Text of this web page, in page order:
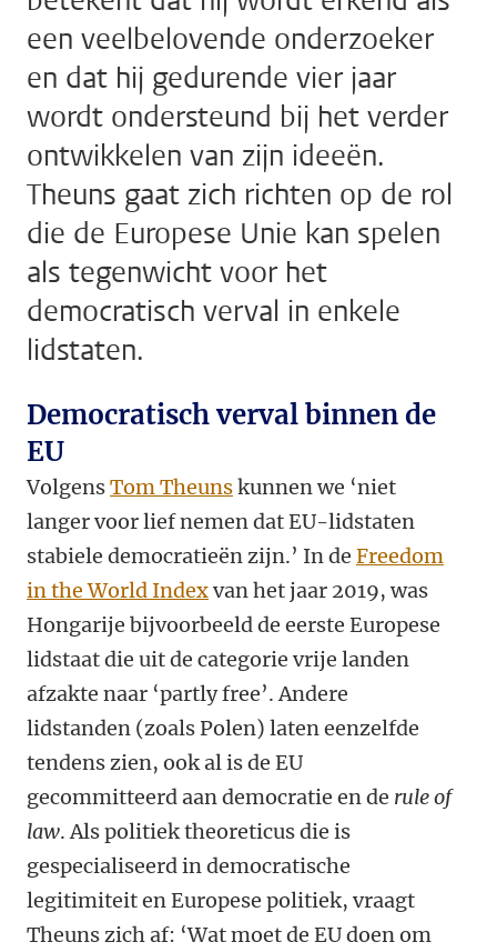
een veelbelovende onderzoeker
en dat hij gedurende vier jaar
wordt ondersteund bij het verder
ontwikkelen van zijn ideeën.
Theuns gaat zich richten op de rol
die de Europese Unie kan spelen
als tegenwicht voor het
democratisch verval in enkele
lidstaten.
Democratisch verval binnen de
EU
VolgensTom Theunskunnen we ‘niet
langer voor lief nemen dat EU-lidstaten
stabiele democratieën zijn.’ In de Freedom
in the World Indexvan het jaar 2019, was
Hongarije bijvoorbeeld de eerste Europese
lidstaat die uit de categorie vrije landen
afzakte naar ‘partly free’. Andere
lidstanden (zoals Polen) laten eenzelfde
tendens zien, ook al is de EU
gecommitteerd aan democratie en de rule of
law. Als politiek theoreticus die is
gespecialiseerd in democratische
legitimiteit en Europese politiek, vraagt
Theuns zich af: ‘Wat moet de EU doen om